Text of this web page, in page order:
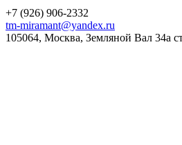
+7 (926) 906-2332
tm-miramant@yandex.ru
105064, Москва, Земляной Вал 34а